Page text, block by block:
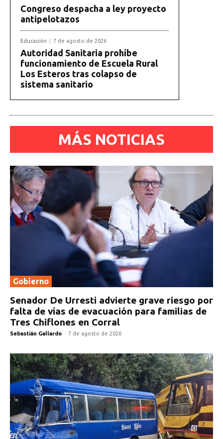
Congreso despacha a ley proyecto
antipelotazos
Educación 7 de agosto de 2026
Autoridad Sanitaria prohíbe
funcionamiento de Escuela Rural
Los Esteros tras colapso de
sistema sanitario
MÁS NOTICIAS
Gobierno
Senador De Urresti advierte grave riesgo por
falta de vías de evacuación para familias de
Tres Chiflones en Corral
Sebastián Gallardo - 7 de agosto de 2026